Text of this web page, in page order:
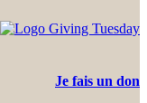
Je fais un don